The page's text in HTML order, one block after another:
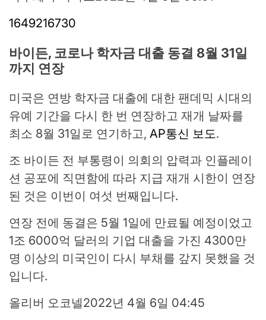
1649216730
바이든, 코로나 학자금 대출 동결 8월 31일
까지 연장
미국은 연방 학자금 대출에 대한 팬데믹 시대의
유예 기간을 다시 한 번 연장하고 재개 날짜를
최소 8월 31일로 연기하고, AP통신 보도.
조 바이든 전 부통령이 의회의 압력과 인플레이
션 공포에 직면함에 따라 지급 재개 시한이 연장
된 것은 이번이 여섯 번째입니다.
연장 전에 동결은 5월 1일에 만료될 예정이었고
1조 6000억 달러의 기업 대출을 가진 4300만
명 이상의 미국인이 다시 부채를 갚지 못했을 것
입니다.
올리버 오코넬2022년 4월 6일 04:45